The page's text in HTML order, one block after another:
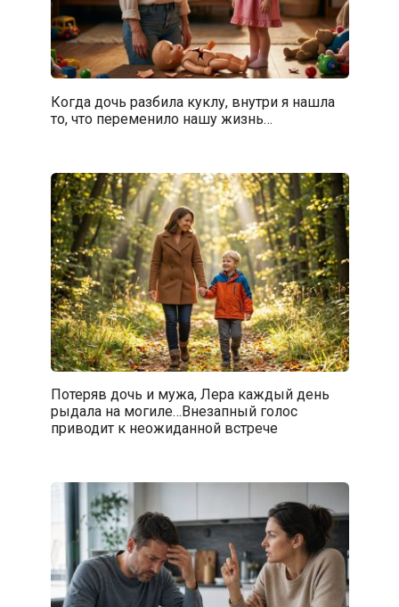
Когда дочь разбила куклу, внутри я нашла
то, что переменило нашу жизнь…
Потеряв дочь и мужа, Лера каждый день
рыдала на могиле…Внезапный голос
приводит к неожиданной встрече